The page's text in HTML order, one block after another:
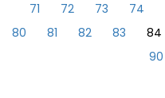
71
72 73 74
80
81 82 83 84
90